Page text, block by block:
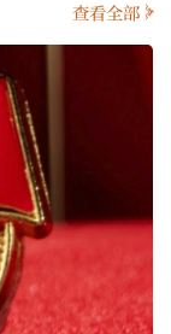
查看全部